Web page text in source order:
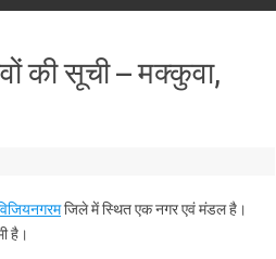
की सूची – मक्कुवा,
जिले में स्थित एक नगर एवं मंडल है।
है।